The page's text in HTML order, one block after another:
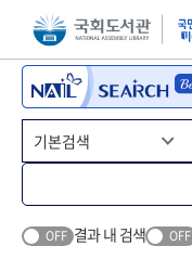
본문 바로가기주메뉴 바로가기
OFF 결과 내 검색 OFF